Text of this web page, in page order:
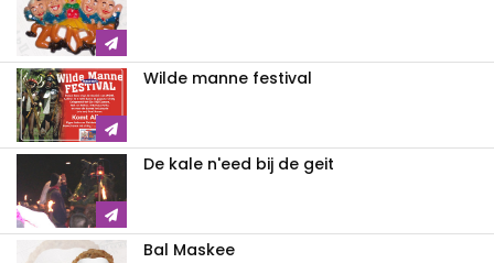
Wilde manne festival
De kale n'eed bij de geit
Bal Maskee